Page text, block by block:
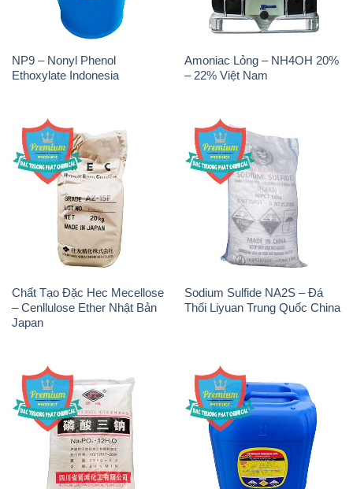
Chất Tạo Đặc Hec Mecellose
– Cenllulose Ether Nhật Bản
Sodium Sulfide NA2S – Đá
Thối Liyuan Trung Quốc China
Na3PO4 – Trisodium
Phosphate Trung Quốc China
H2O2 – Hydrogen Peroxide
50% Samuda Bangladesh